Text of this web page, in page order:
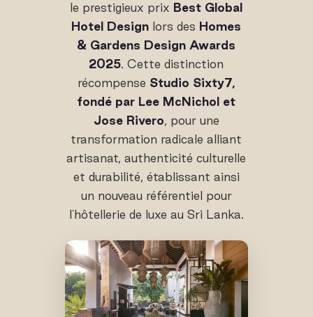
le prestigieux prix Best Global
Hotel Design lors des Homes
& Gardens Design Awards
2025. Cette distinction
récompense Studio Sixty7,
fondé par Lee McNichol et
Jose Rivero, pour une
transformation radicale alliant
artisanat, authenticité culturelle
et durabilité, établissant ainsi
un nouveau référentiel pour
l'hôtellerie de luxe au Sri Lanka.